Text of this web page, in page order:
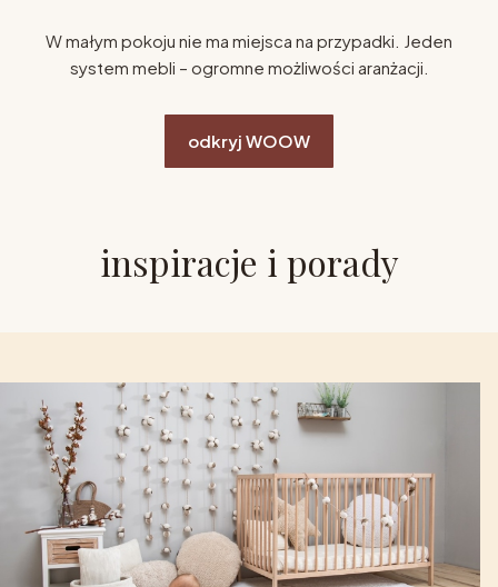
W małym pokoju nie ma miejsca na przypadki. Jeden
system mebli – ogromne możliwości aranżacji.
odkryj WOOW
inspiracje i porady